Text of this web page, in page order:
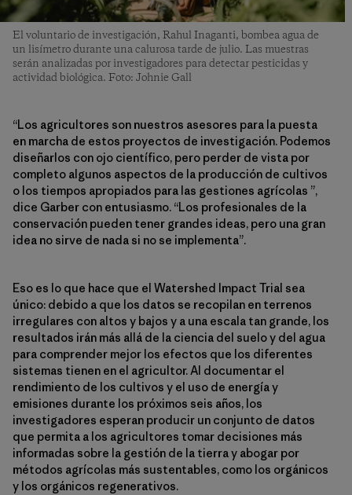
El voluntario de investigación, Rahul Inaganti, bombea agua de
un lisímetro durante una calurosa tarde de julio. Las muestras
serán analizadas por investigadores para detectar pesticidas y
actividad biológica. Foto: Johnie Gall
“Los agricultores son nuestros asesores para la puesta
en marcha de estos proyectos de investigación. Podemos
diseñarlos con ojo científico, pero perder de vista por
completo algunos aspectos de la producción de cultivos
o los tiempos apropiados para las gestiones agrícolas ”,
dice Garber con entusiasmo. “Los profesionales de la
conservación pueden tener grandes ideas, pero una gran
idea no sirve de nada si no se implementa”.
Eso es lo que hace que el Watershed Impact Trial sea
único: debido a que los datos se recopilan en terrenos
irregulares con altos y bajos y a una escala tan grande, los
resultados irán más allá de la ciencia del suelo y del agua
para comprender mejor los efectos que los diferentes
sistemas tienen en el agricultor. Al documentar el
rendimiento de los cultivos y el uso de energía y
emisiones durante los próximos seis años, los
investigadores esperan producir un conjunto de datos
que permita a los agricultores tomar decisiones más
informadas sobre la gestión de la tierra y abogar por
métodos agrícolas más sustentables, como los orgánicos
y los orgánicos regenerativos.